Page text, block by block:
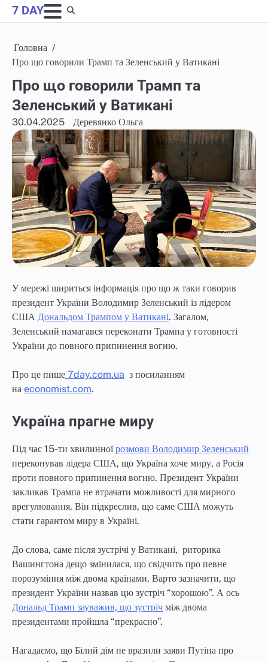
Skip
to
7 DAY
Головна
Про що говорили Трамп та Зеленський у Ватикані
Про що говорили Трамп та
Зеленський у Ватикані
30.04.2025 Деревянко Ольга
У мережі шириться інформація про що ж таки говорив
президент України Володимир Зеленський із лідером
США Дональдом Трампом у Ватикані. Загалом,
Зеленський намагався переконати Трампа у готовності
України до повного припинення вогню.
Про це пише 7day.com.ua з посиланням
на economist.com.
Україна прагне миру
Під час 15-ти хвилинноїрозмови Володимир Зеленський
переконував лідера США, що Україна хоче миру, а Росія
проти повного припинення вогню. Президент України
закликав Трампа не втрачати можливості для мирного
врегулювання. Він підкреслив, що саме США можуть
стати гарантом миру в Україні.
До слова, саме після зустрічі у Ватикані, риторика
Вашингтона дещо змінилася, що свідчить про певне
порозуміння між двома країнами. Варто зазначити, що
президент України назвав цю зустріч “хорошою”. А ось
Дональд Трамп зауважив, що зустріч між двома
президентами пройшла “прекрасно”.
Нагадаємо, що Білий дім не вразили заяви Путіна про